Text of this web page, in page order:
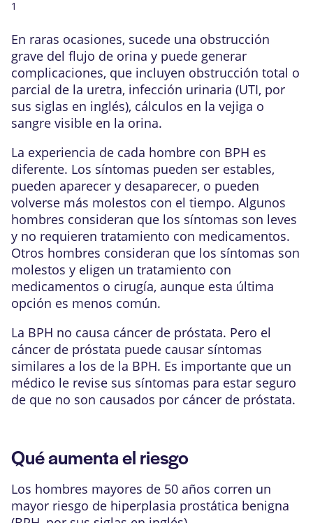
1
En raras ocasiones, sucede una obstrucción
grave del flujo de orina y puede generar
complicaciones, que incluyen obstrucción total o
parcial de la uretra, infección urinaria (UTI, por
sus siglas en inglés), cálculos en la vejiga o
sangre visible en la orina.
La experiencia de cada hombre con BPH es
diferente. Los síntomas pueden ser estables,
pueden aparecer y desaparecer, o pueden
volverse más molestos con el tiempo. Algunos
hombres consideran que los síntomas son leves
y no requieren tratamiento con medicamentos.
Otros hombres consideran que los síntomas son
molestos y eligen un tratamiento con
medicamentos o cirugía, aunque esta última
opción es menos común.
La BPH no causa cáncer de próstata. Pero el
cáncer de próstata puede causar síntomas
similares a los de la BPH. Es importante que un
médico le revise sus síntomas para estar seguro
de que no son causados por cáncer de próstata.
Qué aumenta el riesgo
Los hombres mayores de 50 años corren un
mayor riesgo de hiperplasia prostática benigna